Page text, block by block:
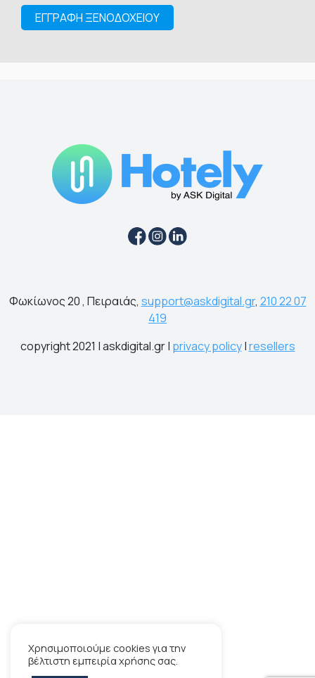
Φωκίωνος 20 , Πειραιάς, support@askdigital.gr, 210 22 07
419
copyright 2021 | askdigital.gr | privacy policy|resellers
Χρησιμοποιούμε cookies για την
βέλτιστη εμπειρία χρήσης σας.